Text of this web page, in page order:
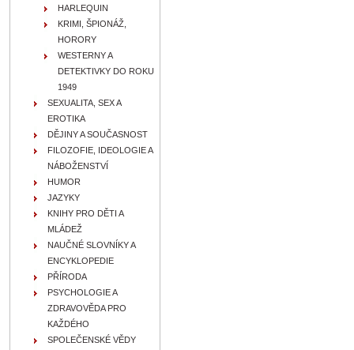
HARLEQUIN
KRIMI, ŠPIONÁŽ,
HORORY
WESTERNY A
DETEKTIVKY DO ROKU
1949
SEXUALITA, SEX A
EROTIKA
DĚJINY A SOUČASNOST
FILOZOFIE, IDEOLOGIE A
NÁBOŽENSTVÍ
HUMOR
JAZYKY
KNIHY PRO DĚTI A
MLÁDEŽ
NAUČNÉ SLOVNÍKY A
ENCYKLOPEDIE
PŘÍRODA
PSYCHOLOGIE A
ZDRAVOVĚDA PRO
KAŽDÉHO
SPOLEČENSKÉ VĚDY